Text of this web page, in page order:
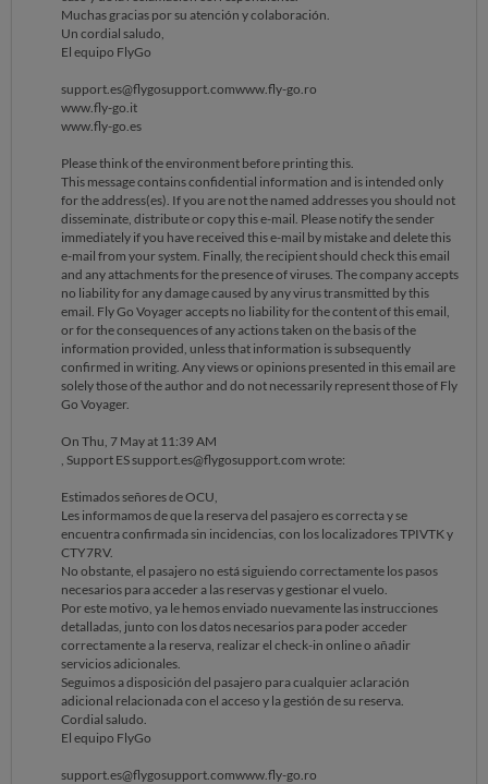
www.fly-go.it
www.fly-go.es
This message contains confidential information and is intended only
for the address(es). If you are not the named addresses you should not
disseminate, distribute or copy this e-mail. Please notify the sender
e-mail from your system. Finally, the recipient should check this email
and any attachments for the presence of viruses. The company accepts
no liability for any damage caused by any virus transmitted by this
email. Fly Go Voyager accepts no liability for the content of this email,
or for the consequences of any actions taken on the basis of the
information provided, unless that information is subsequently
confirmed in writing. Any views or opinions presented in this email are
solely those of the author and do not necessarily represent those of Fly
Go Voyager.
On Wed, 6 May at 8:15 PM
, Reclamar reclamar@ocu.org wrote:
Muchas gracias por su atención y colaboración.
Un cordial saludo,
El equipo FlyGo
support.es@flygosupport.comwww.fly-go.ro
www.fly-go.it
www.fly-go.es
Please think of the environment before printing this.
This message contains confidential information and is intended only
for the address(es). If you are not the named addresses you should not
disseminate, distribute or copy this e-mail. Please notify the sender
immediately if you have received this e-mail by mistake and delete this
e-mail from your system. Finally, the recipient should check this email
and any attachments for the presence of viruses. The company accepts
no liability for any damage caused by any virus transmitted by this
email. Fly Go Voyager accepts no liability for the content of this email,
or for the consequences of any actions taken on the basis of the
information provided, unless that information is subsequently
confirmed in writing. Any views or opinions presented in this email are
solely those of the author and do not necessarily represent those of Fly
Go Voyager.
On Thu, 7 May at 11:39 AM
, Support ES support.es@flygosupport.com wrote:
Estimados señores de OCU,
Les informamos de que la reserva del pasajero es correcta y se
encuentra confirmada sin incidencias, con los localizadores TPIVTK y
CTY7RV.
No obstante, el pasajero no está siguiendo correctamente los pasos
necesarios para acceder a las reservas y gestionar el vuelo.
Por este motivo, ya le hemos enviado nuevamente las instrucciones
detalladas, junto con los datos necesarios para poder acceder
correctamente a la reserva, realizar el check-in online o añadir
servicios adicionales.
Seguimos a disposición del pasajero para cualquier aclaración
adicional relacionada con el acceso y la gestión de su reserva.
Cordial saludo.
El equipo FlyGo
support.es@flygosupport.comwww.fly-go.ro